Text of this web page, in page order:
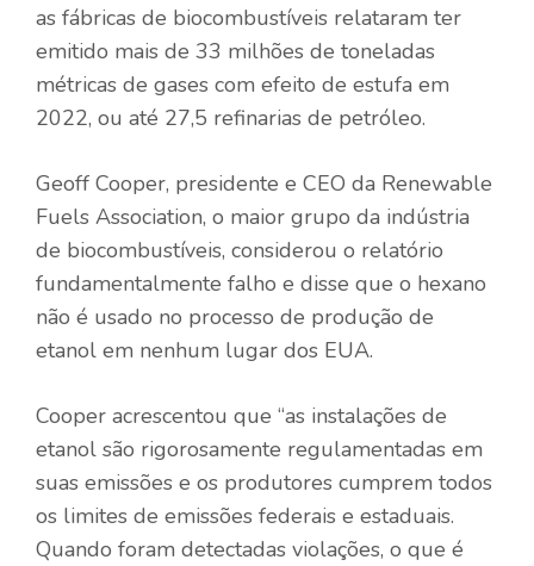
as fábricas de biocombustíveis relataram ter
emitido mais de 33 milhões de toneladas
métricas de gases com efeito de estufa em
2022, ou até 27,5 refinarias de petróleo.
Geoff Cooper, presidente e CEO da Renewable
Fuels Association, o maior grupo da indústria
de biocombustíveis, considerou o relatório
fundamentalmente falho e disse que o hexano
não é usado no processo de produção de
etanol em nenhum lugar dos EUA.
Cooper acrescentou que “as instalações de
etanol são rigorosamente regulamentadas em
suas emissões e os produtores cumprem todos
os limites de emissões federais e estaduais.
Quando foram detectadas violações, o que é